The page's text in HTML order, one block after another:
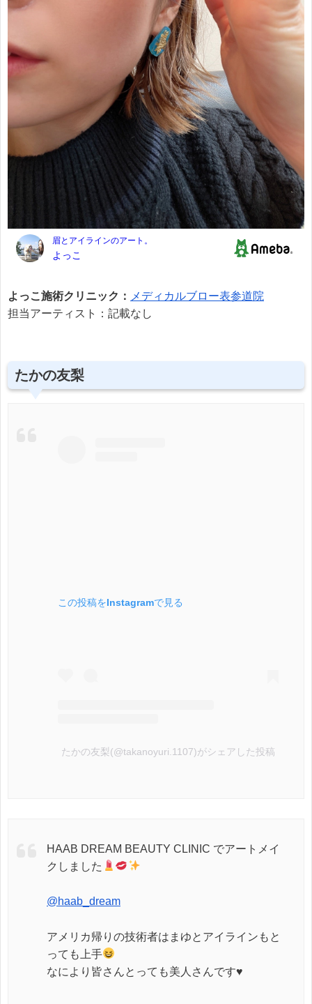
よっこ施術クリニック： メディカルブロー表参道院
担当アーティスト：記載なし
たかの友梨
この投稿をInstagramで見る
たかの友梨(@takanoyuri.1107)がシェアした投稿
HAAB DREAM BEAUTY CLINIC でアートメイ
クしました
@haab_dream
アメリカ帰りの技術者はまゆとアイラインもと
っても上手
なにより皆さんとっても美人さんです♥